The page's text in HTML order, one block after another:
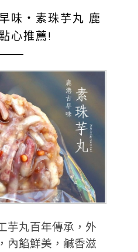
早味‧素珠芋丸 鹿
心推薦!
芋丸百年傳承，外
內餡鮮美，鹹香滋